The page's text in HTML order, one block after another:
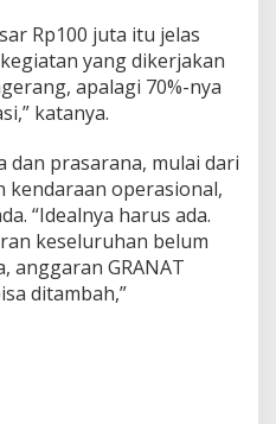
Rp100 juta itu jelas
yang dikerjakan
apalagi 70%-nya
katanya.
dan prasarana, mulai dari
kendaraan operasional,
“Idealnya harus ada.
keseluruhan belum
anggaran GRANAT
ditambah,”